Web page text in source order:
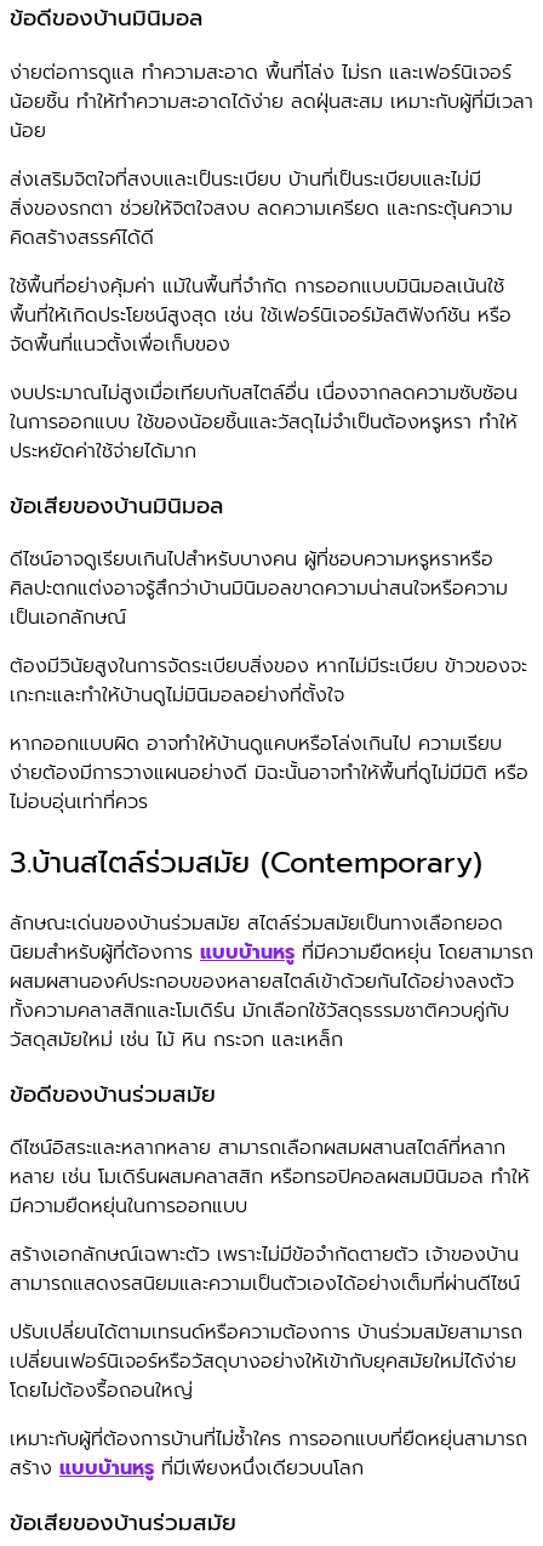
ข้อดีของบ้านมินิมอล
ง่ายต่อการดูแล ทำความสะอาด พื้นที่โล่ง ไม่รก และเฟอร์นิเจอร์
น้อยชิ้น ทำให้ทำความสะอาดได้ง่าย ลดฝุ่นสะสม เหมาะกับผู้ที่มีเวลา
น้อย
ส่งเสริมจิตใจที่สงบและเป็นระเบียบ บ้านที่เป็นระเบียบและไม่มี
สิ่งของรกตา ช่วยให้จิตใจสงบ ลดความเครียด และกระตุ้นความ
คิดสร้างสรรค์ได้ดี
ใช้พื้นที่อย่างคุ้มค่า แม้ในพื้นที่จำกัด การออกแบบมินิมอลเน้นใช้
พื้นที่ให้เกิดประโยชน์สูงสุด เช่น ใช้เฟอร์นิเจอร์มัลติฟังก์ชัน หรือ
จัดพื้นที่แนวตั้งเพื่อเก็บของ
งบประมาณไม่สูงเมื่อเทียบกับสไตล์อื่น เนื่องจากลดความซับซ้อน
ในการออกแบบ ใช้ของน้อยชิ้นและวัสดุไม่จำเป็นต้องหรูหรา ทำให้
ประหยัดค่าใช้จ่ายได้มาก
ข้อเสียของบ้านมินิมอล
ดีไซน์อาจดูเรียบเกินไปสำหรับบางคน ผู้ที่ชอบความหรูหราหรือ
ศิลปะตกแต่งอาจรู้สึกว่าบ้านมินิมอลขาดความน่าสนใจหรือความ
เป็นเอกลักษณ์
ต้องมีวินัยสูงในการจัดระเบียบสิ่งของ หากไม่มีระเบียบ ข้าวของจะ
เกะกะและทำให้บ้านดูไม่มินิมอลอย่างที่ตั้งใจ
หากออกแบบผิด อาจทำให้บ้านดูแคบหรือโล่งเกินไป ความเรียบ
ง่ายต้องมีการวางแผนอย่างดี มิฉะนั้นอาจทำให้พื้นที่ดูไม่มีมิติ หรือ
ไม่อบอุ่นเท่าที่ควร
3.บ้านสไตล์ร่วมสมัย (Contemporary)
ลักษณะเด่นของบ้านร่วมสมัย สไตล์ร่วมสมัยเป็นทางเลือกยอด
นิยมสำหรับผู้ที่ต้องการ แบบบ้านหรู ที่มีความยืดหยุ่น โดยสามารถ
ผสมผสานองค์ประกอบของหลายสไตล์เข้าด้วยกันได้อย่างลงตัว
ทั้งความคลาสสิกและโมเดิร์น มักเลือกใช้วัสดุธรรมชาติควบคู่กับ
วัสดุสมัยใหม่ เช่น ไม้ หิน กระจก และเหล็ก
ข้อดีของบ้านร่วมสมัย
ดีไซน์อิสระและหลากหลาย สามารถเลือกผสมผสานสไตล์ที่หลาก
หลาย เช่น โมเดิร์นผสมคลาสสิก หรือทรอปิคอลผสมมินิมอล ทำให้
มีความยืดหยุ่นในการออกแบบ
สร้างเอกลักษณ์เฉพาะตัว เพราะไม่มีข้อจำกัดตายตัว เจ้าของบ้าน
สามารถแสดงรสนิยมและความเป็นตัวเองได้อย่างเต็มที่ผ่านดีไซน์
ปรับเปลี่ยนได้ตามเทรนด์หรือความต้องการ บ้านร่วมสมัยสามารถ
เปลี่ยนเฟอร์นิเจอร์หรือวัสดุบางอย่างให้เข้ากับยุคสมัยใหม่ได้ง่าย
โดยไม่ต้องรื้อถอนใหญ่
เหมาะกับผู้ที่ต้องการบ้านที่ไม่ซ้ำใคร การออกแบบที่ยืดหยุ่นสามารถ
สร้าง แบบบ้านหรู ที่มีเพียงหนึ่งเดียวบนโลก
ข้อเสียของบ้านร่วมสมัย